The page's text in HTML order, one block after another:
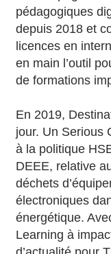
pédagogiques
depuis 2018 et
licences en
en main l’outil
de formations
En 2019,
jour. Un Serious
à la politique
DEEE, relative
déchets
électroniques
énergétique.
Learning à